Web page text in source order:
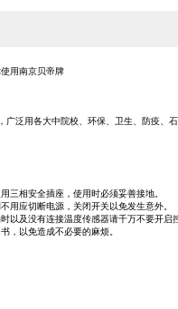
用南京贝帝牌
广泛用各大中院校、环保、卫生、防疫、
三相安全插座，使用时必须妥善接地。
用应切断电源，关闭开关以免发生意外。
以及没有连接温度传感器请千万不要开启
，以免造成不必要的麻烦。